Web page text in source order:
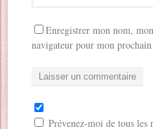
Enregistrer mon nom,
navigateur pour mon
Prévenez-moi de tous les